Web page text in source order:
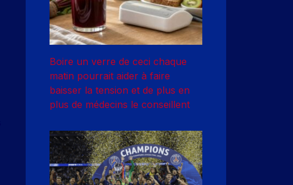
Boire un verre de ceci chaque
matin pourrait aider à faire
baisser la tension et de plus en
plus de médecins le conseillent